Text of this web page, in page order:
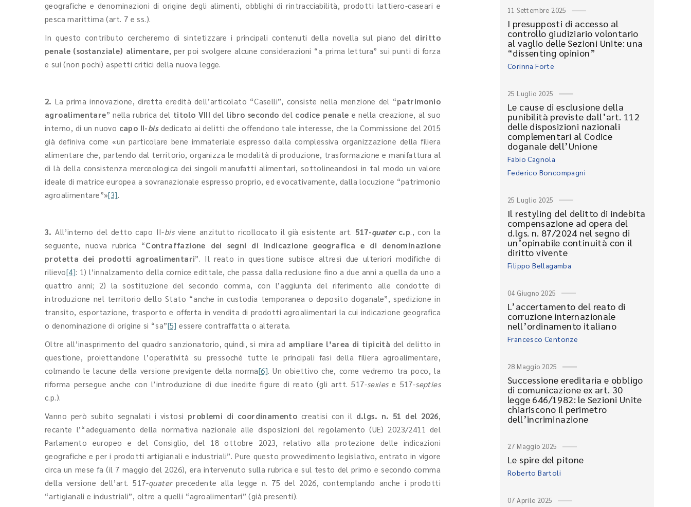
geografiche e denominazioni di origine degli alimenti, obblighi di rintracciabilità, prodotti lattiero-caseari e
pesca marittima (art. 7 e ss.).
In questo contributo cercheremo di sintetizzare i principali contenuti della novella sul piano del diritto
penale (sostanziale) alimentare, per poi svolgere alcune considerazioni “a prima lettura” sui punti di forza
e sui (non pochi) aspetti critici della nuova legge.
2. La prima innovazione, diretta eredità dell’articolato “Caselli”, consiste nella menzione del “patrimonio
agroalimentare” nella rubrica del titolo VIII del libro secondo del codice penale e nella creazione, al suo
interno, di un nuovo capo II-bis dedicato ai delitti che offendono tale interesse, che la Commissione del 2015
già definiva come «un particolare bene immateriale espresso dalla complessiva organizzazione della filiera
alimentare che, partendo dal territorio, organizza le modalità di produzione, trasformazione e manifattura al
di là della consistenza merceologica dei singoli manufatti alimentari, sottolineandosi in tal modo un valore
ideale di matrice europea a sovranazionale espresso proprio, ed evocativamente, dalla locuzione “patrimonio
agroalimentare”»[3].
3. All’interno del detto capo II-bis viene anzitutto ricollocato il già esistente art. 517-quater c.p., con la
seguente, nuova rubrica “Contraffazione dei segni di indicazione geografica e di denominazione
protetta dei prodotti agroalimentari”. Il reato in questione subisce altresì due ulteriori modifiche di
rilievo[4]: 1) l’innalzamento della cornice edittale, che passa dalla reclusione fino a due anni a quella da uno a
quattro anni; 2) la sostituzione del secondo comma, con l’aggiunta del riferimento alle condotte di
introduzione nel territorio dello Stato “anche in custodia temporanea o deposito doganale”, spedizione in
transito, esportazione, trasporto e offerta in vendita di prodotti agroalimentari la cui indicazione geografica
o denominazione di origine si “sa”[5] essere contraffatta o alterata.
Oltre all’inasprimento del quadro sanzionatorio, quindi, si mira ad ampliare l’area di tipicità del delitto in
questione, proiettandone l’operatività su pressoché tutte le principali fasi della filiera agroalimentare,
colmando le lacune della versione previgente della norma[6]. Un obiettivo che, come vedremo tra poco, la
riforma persegue anche con l’introduzione di due inedite figure di reato (gli artt. 517-sexiese 517-septies
c.p.).
Vanno però subito segnalati i vistosi problemi di coordinamento creatisi con il d.lgs. n. 51 del 2026,
recante l’“adeguamento della normativa nazionale alle disposizioni del regolamento (UE) 2023/2411 del
Parlamento europeo e del Consiglio, del 18 ottobre 2023, relativo alla protezione delle indicazioni
geografiche e per i prodotti artigianali e industriali”. Pure questo provvedimento legislativo, entrato in vigore
circa un mese fa (il 7 maggio del 2026), era intervenuto sulla rubrica e sul testo del primo e secondo comma
della versione dell’art. 517-quaterprecedente alla legge n. 75 del 2026, contemplando anche i prodotti
“artigianali e industriali”, oltre a quelli “agroalimentari” (già presenti).
11 Settembre 2025
I presupposti di accesso al
controllo giudiziario volontario
al vaglio delle Sezioni Unite: una
“dissenting opinion”
Corinna Forte
25 Luglio 2025
Le cause di esclusione della
punibilità previste dall’art. 112
delle disposizioni nazionali
complementari al Codice
doganale dell’Unione
Fabio Cagnola
Federico Boncompagni
25 Luglio 2025
Il restyling del delitto di indebita
compensazione ad opera del
d.lgs. n. 87/2024 nel segno di
un’opinabile continuità con il
diritto vivente
Filippo Bellagamba
04 Giugno 2025
L’accertamento del reato di
corruzione internazionale
nell’ordinamento italiano
Francesco Centonze
28 Maggio 2025
Successione ereditaria e obbligo
di comunicazione ex art. 30
legge 646/1982: le Sezioni Unite
chiariscono il perimetro
dell’incriminazione
27 Maggio 2025
Le spire del pitone
Roberto Bartoli
07 Aprile 2025